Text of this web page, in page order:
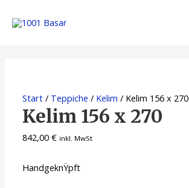
Start / Teppiche / Kelim / Kelim 156 x 270
Kelim 156 x 270
842,00€ inkl. MwSt
HandgeknŸpft